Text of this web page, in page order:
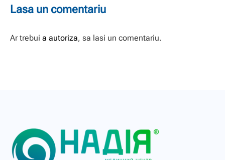
Lasa un comentariu
Ar trebui a autoriza, sa lasi un comentariu.